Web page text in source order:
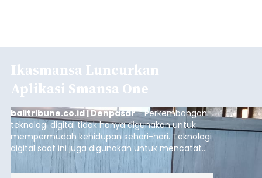
Ikasmansa Luncurkan
Aplikasi Smansa One
balitribune.co.id | Denpasar- Perkembangan
teknologi digital tidak hanya digunakan untuk
mempermudah kehidupan sehari-hari. Teknologi
digital saat ini juga digunakan untuk mencatat
dan mengelola data base alumni dari suatu
sekolah, salah satunya adalah alumni SMA 1